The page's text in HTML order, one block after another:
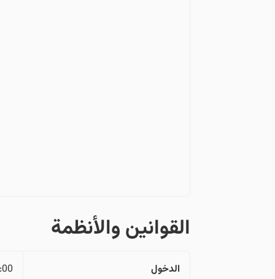
القوانین والأنظمة
الدخول